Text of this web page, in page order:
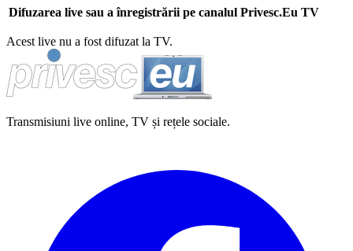
Difuzarea live sau a înregistrării pe canalul Privesc.Eu TV
Acest live nu a fost difuzat la TV.
Transmisiuni live online, TV și rețele sociale.